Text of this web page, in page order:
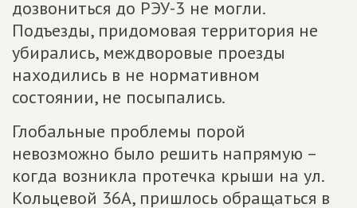
дозвониться до РЭУ-3 не могли.
Подъезды, придомовая территория не
убирались, междворовые проезды
находились в не нормативном
состоянии, не посыпались.
Глобальные проблемы порой
невозможно было решить напрямую –
когда возникла протечка крыши на ул.
Кольцевой 36А, пришлось обращаться в